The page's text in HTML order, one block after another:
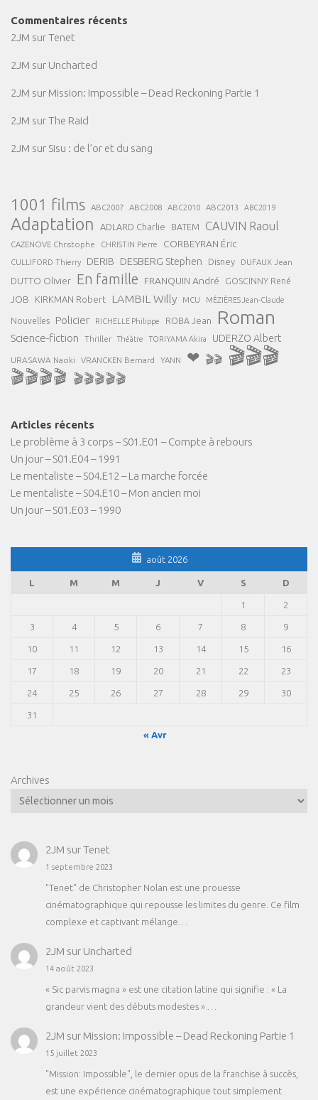
Commentaires récents
2JM surTenet
2JM sur Uncharted
2JM sur Mission: Impossible – Dead Reckoning Partie 1
2JM surThe Raid
2JM sur Sisu : de l’or et du sang
1001 films ABC2007 ABC2008 ABC2010 ABC2013 ABC2019
Adaptation ADLARD Charlie BATEM CAUVIN Raoul
CAZENOVE Christophe CHRISTIN Pierre CORBEYRAN Éric
CULLIFORD Thierry DERIB DESBERG Stephen Disney DUFAUX Jean
DUTTO Olivier En famille FRANQUIN André GOSCINNY René
JOB KIRKMAN Robert LAMBIL Willy MCU MÉZIÈRES Jean-Claude
Nouvelles Policier RICHELLE Philippe ROBA Jean Roman
Science-fiction Thriller Théâtre TORIYAMA Akira UDERZO Albert
URASAWA Naoki VRANCKEN Bernard YANN ❤ 🎬🎬 🎬🎬🎬
🎬🎬🎬🎬 🎬🎬🎬🎬🎬
Articles récents
Le problème à 3 corps – S01.E01 – Compte à rebours
Un jour – S01.E04 – 1991
Le mentaliste – S04.E12 – La marche forcée
Le mentaliste – S04.E10 – Mon ancien moi
Un jour – S01.E03 – 1990
août 2026
L M M J V S D
1 2
3 4 5 6 7 8 9
10 11 12 13 14 15 16
17 18 19 20 21 22 23
24 25 26 27 28 29 30
31
« Avr
Archives
2JM surTenet
1 septembre 2023
"Tenet" de Christopher Nolan est une prouesse
cinématographique qui repousse les limites du genre. Ce film
complexe et captivant mélange…
2JM sur Uncharted
14 août 2023
« Sic parvis magna » est une citation latine qui signifie : « La
grandeur vient des débuts modestes ».…
2JM sur Mission: Impossible – Dead Reckoning Partie 1
15 juillet 2023
"Mission: Impossible", le dernier opus de la franchise à succès,
est une expérience cinématographique tout simplement